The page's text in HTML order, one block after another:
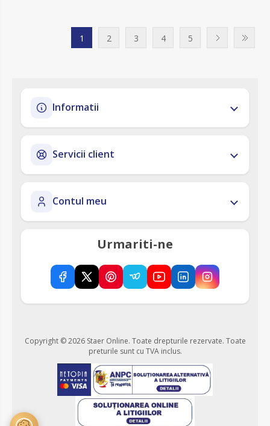
1 2 3 4 5
Informatii
Servicii client
Contul meu
Urmariti-ne
Copyright © 2026 Staer Online. Toate drepturile rezervate. Toate
preturile sunt cu TVA inclus.